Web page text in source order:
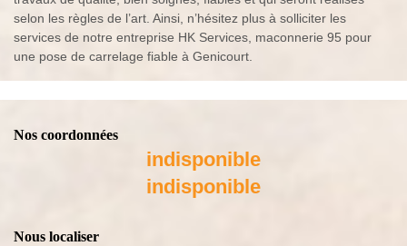
selon les règles de l’art. Ainsi, n’hésitez plus à solliciter les
services de notre entreprise HK Services, maconnerie 95 pour
une pose de carrelage fiable à Genicourt.
Nos coordonnées
indisponible
indisponible
Nous localiser